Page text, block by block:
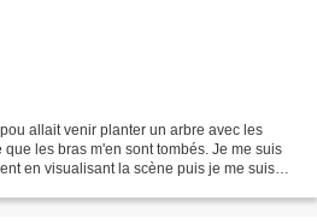
allait venir planter un arbre avec les
les bras m'en sont tombés. Je me suis
en visualisant la scène puis je me suis